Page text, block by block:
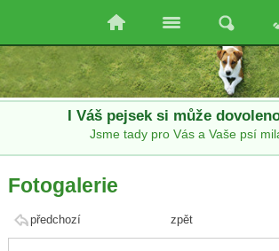
I Váš pejsek si může
Jsme tady pro Vás a Vaše psí
Fotogalerie
předchozí zpět